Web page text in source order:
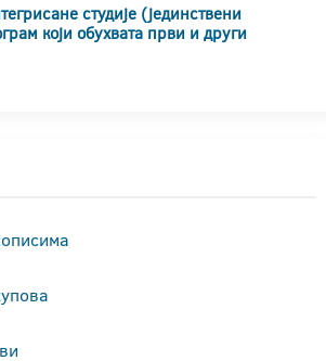
студије (јединствени
који обухвата први и други